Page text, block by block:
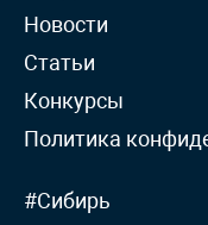
Новости
Статьи
Конкурсы
Политика
#Сибирь